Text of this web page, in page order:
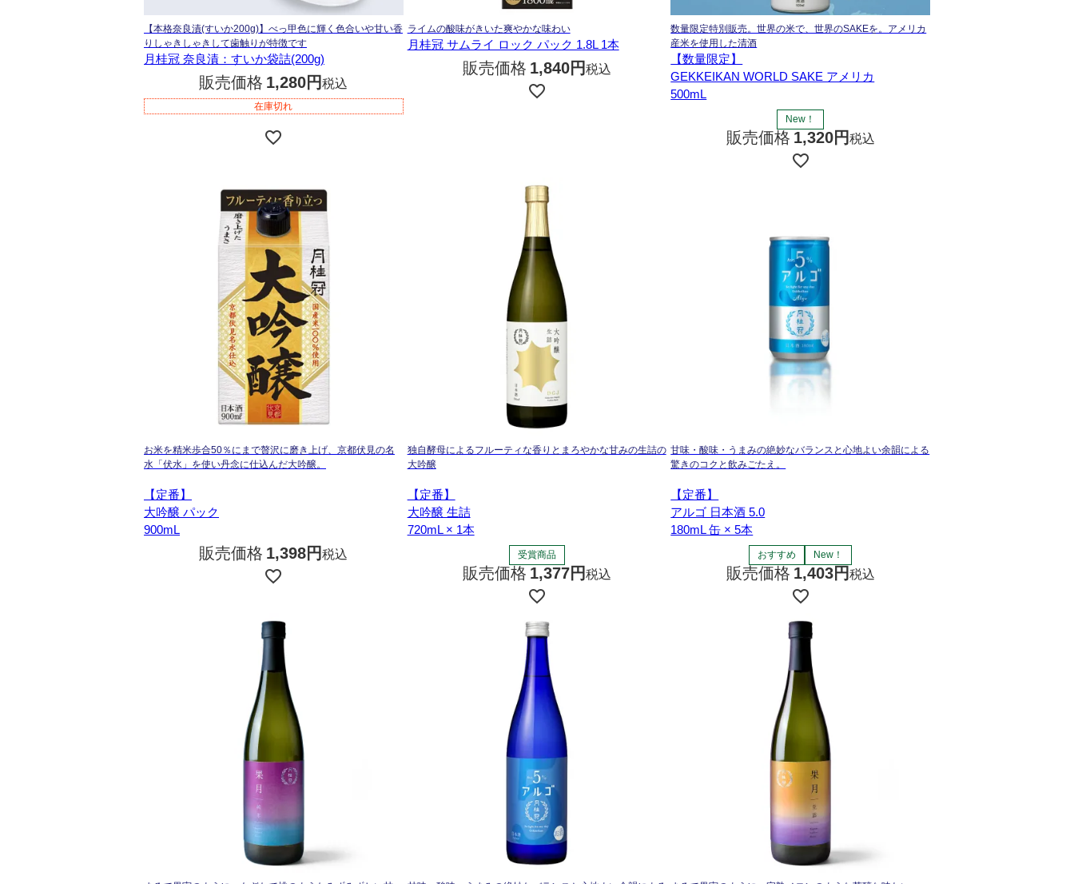
【本格奈良漬(すいか200g)】べっ甲色に輝く色合いや甘い香
りしゃきしゃきして歯触りが特徴です
月桂冠 奈良漬：すいか袋詰(200g)
販売価格 1,280 税込
在庫切れ
ライムの酸味がきいた爽やかな味わい
月桂冠 サムライ ロック パック 1.8L 1本
販売価格 1,840 税込
数量限定特別販売。世界の米で、世界のSAKEを。アメリカ
産米を使用した清酒
【数量限定】
GEKKEIKAN WORLD SAKE アメリカ
500mL
New！
販売価格 1,320 税込
お米を精米歩合50％にまで贅沢に磨き上げ、京都伏見の名
水「伏水」を使い丹念に仕込んだ大吟醸。
【定番】
大吟醸 パック
900mL
販売価格 1,398 税込
独自酵母によるフルーティな香りとまろやかな甘みの生詰の
大吟醸
【定番】
大吟醸 生詰
720mL × 1本
受賞商品
販売価格 1,377 税込
甘味・酸味・うまみの絶妙なバランスと心地よい余韻による
驚きのコクと飲みごたえ。
【定番】
アルゴ 日本酒 5.0
180mL 缶 × 5本
おすすめ New！
販売価格 1,403 税込